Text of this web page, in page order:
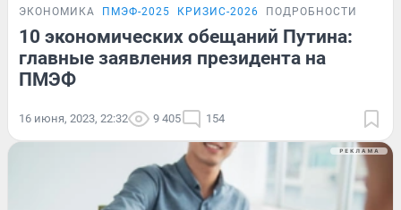
ЭКОНОМИКА ПМЭФ-2025 КРИЗИС-2026 ПОДРОБНОСТИ
10 экономических обещаний Путина:
главные заявления президента на
ПМЭФ
16 июня, 2023, 22:32 9 405 154